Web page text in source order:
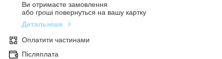
Ви отримаєте замовлення
або гроші повернуться на вашу картку
Детальніше
Оплатити частинами
Післяплата